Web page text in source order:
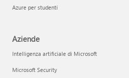
Azure per studenti
Aziende
Intelligenza artificiale di Microsoft
Microsoft Security